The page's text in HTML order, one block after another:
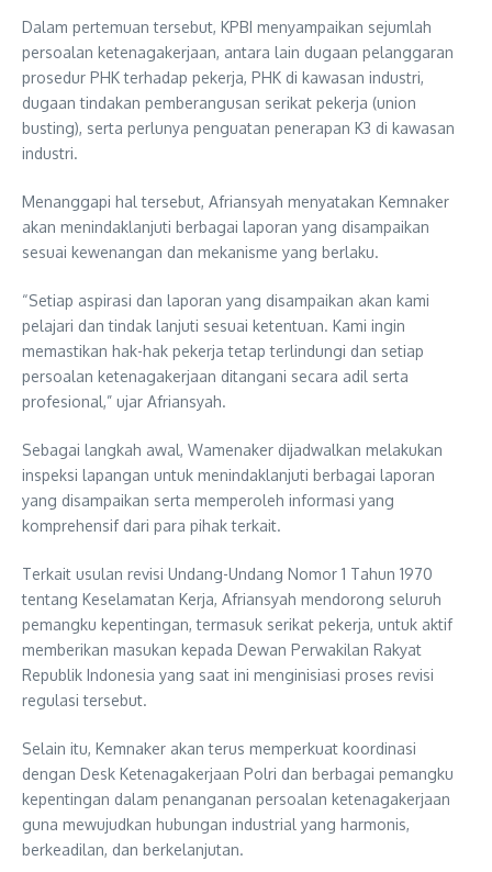
Dalam pertemuan tersebut, KPBI menyampaikan sejumlah
persoalan ketenagakerjaan, antara lain dugaan pelanggaran
prosedur PHK terhadap pekerja, PHK di kawasan industri,
dugaan tindakan pemberangusan serikat pekerja (union
busting), serta perlunya penguatan penerapan K3 di kawasan
industri.
Menanggapi hal tersebut, Afriansyah menyatakan Kemnaker
akan menindaklanjuti berbagai laporan yang disampaikan
sesuai kewenangan dan mekanisme yang berlaku.
“Setiap aspirasi dan laporan yang disampaikan akan kami
pelajari dan tindak lanjuti sesuai ketentuan. Kami ingin
memastikan hak-hak pekerja tetap terlindungi dan setiap
persoalan ketenagakerjaan ditangani secara adil serta
profesional,” ujar Afriansyah.
Sebagai langkah awal, Wamenaker dijadwalkan melakukan
inspeksi lapangan untuk menindaklanjuti berbagai laporan
yang disampaikan serta memperoleh informasi yang
komprehensif dari para pihak terkait.
Terkait usulan revisi Undang-Undang Nomor 1 Tahun 1970
tentang Keselamatan Kerja, Afriansyah mendorong seluruh
pemangku kepentingan, termasuk serikat pekerja, untuk aktif
memberikan masukan kepada Dewan Perwakilan Rakyat
Republik Indonesia yang saat ini menginisiasi proses revisi
regulasi tersebut.
Selain itu, Kemnaker akan terus memperkuat koordinasi
dengan Desk Ketenagakerjaan Polri dan berbagai pemangku
kepentingan dalam penanganan persoalan ketenagakerjaan
guna mewujudkan hubungan industrial yang harmonis,
berkeadilan, dan berkelanjutan.